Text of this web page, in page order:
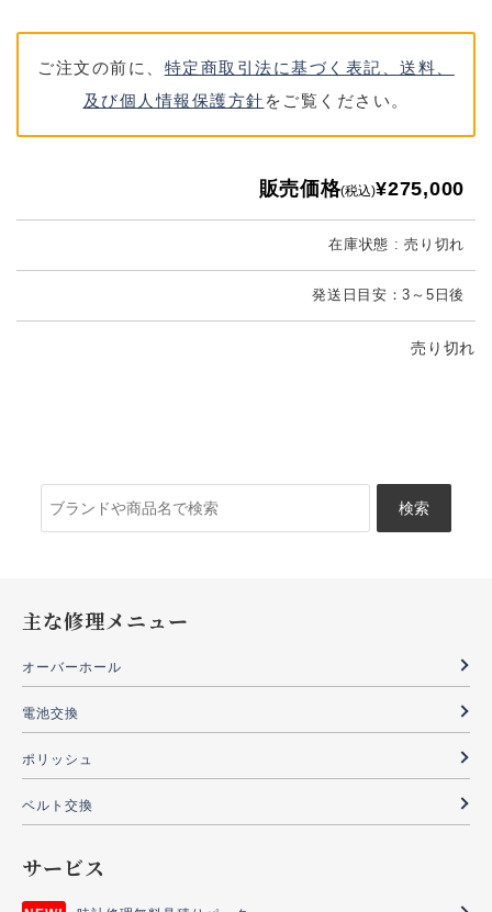
ご注文の前に、 特定商取引法に基づく表記、送料、
及び個人情報保護方針 をご覧ください。
販売価格(税込)¥275,000
在庫状態 : 売り切れ
発送日目安：3～5日後
売り切れ
索:
主な修理メニュー
オーバーホール
電池交換
ポリッシュ
ベルト交換
サービス